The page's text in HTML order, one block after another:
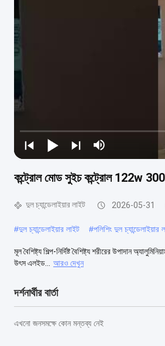
কন্ট্রোল মোড সুইচ কন্ট্রোল 122w
দুল চ্যান্ডেলাইয়ার লাইট 2026-05-31
#দুল চ্যান্ডেলাইয়ার লাইট #পলিশিং দুল চ্যান্ডেলাইয়ার
মূল বৈশিষ্ট্য শিল্প-নির্দিষ্ট বৈশিষ্ট্য শরীরের উপাদান
উৎস এলইড...
আরও দেখুন
দর্শনার্থীর বার্তা
এখনো জনসমক্ষে কোন মন্তব্য নেই